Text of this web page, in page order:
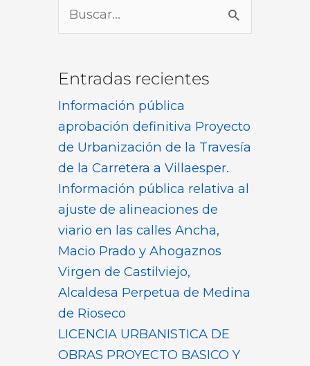
Buscar
por:
Entradas recientes
Información pública
aprobación definitiva Proyecto
de Urbanización de la Travesía
de la Carretera a Villaesper.
Información pública relativa al
ajuste de alineaciones de
viario en las calles Ancha,
Macio Prado y Ahogaznos
Virgen de Castilviejo,
Alcaldesa Perpetua de Medina
de Rioseco
LICENCIA URBANISTICA DE
OBRAS PROYECTO BASICO Y